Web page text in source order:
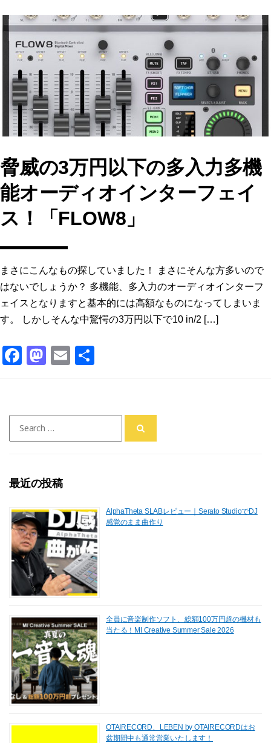
e
b
o
o
k
o
d
o
n
l
脅威の3万円以下の多入力多機
能オーディオインターフェイ
ス！「FLOW8」
まさにこんなもの探していました！ まさにそんな方多いので
はないでしょうか？ 多機能、多入力のオーディオインターフ
ェイスとなりますと基本的には高額なものになってしまいま
す。 しかしそんな中驚愕の3万円以下で10 in/2 […]
F
e
b
o
k
M
o
d
n
E
l
for:
最近の投稿
AlphaTheta SLABレビュー｜Serato StudioでDJ
感覚のまま曲作り
全員に音楽制作ソフト、総額100万円超の機材も
当たる！MI Creative Summer Sale 2026
OTAIRECORD、LEBEN by OTAIRECORDはお
盆期間中も通常営業いたします！